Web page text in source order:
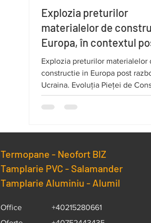
Explozia preturilor
materialelor de
Europa, în contextul
conflictului din
Explozia preturilor materialelor
constructie in Europa post
Ucraina. Evoluția Pieței de
Contextul cererii mari.
Termopane - Neofort BIZ
Tamplarie PVC - Salamander
Tamplarie Aluminiu - Alumil
Office
+40215280661